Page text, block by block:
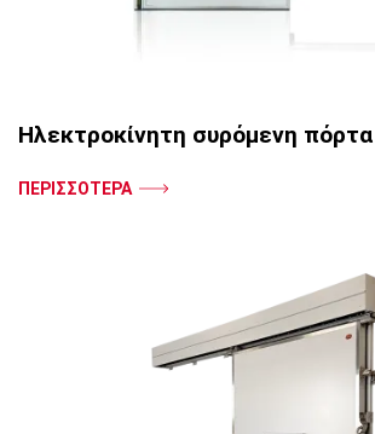
Ηλεκτροκίνητη συρόμενη πόρτα
ΠΕΡΙΣΣΟΤΕΡΑ